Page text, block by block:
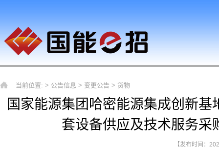
当前位置: > 公告信息 > 变更公告 > 货物
国家能源集团哈密能源集成创新
套设备供应及技术服务
【发布时间：